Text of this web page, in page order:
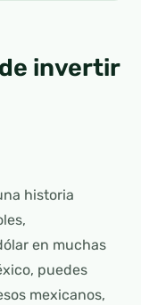
invertir
historia
en muchas
puedes
mexicanos,